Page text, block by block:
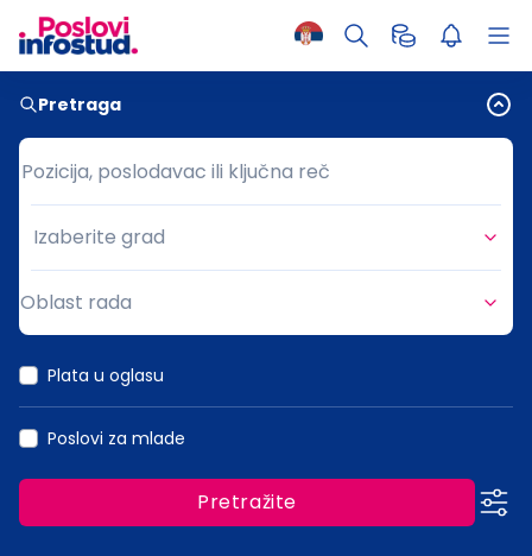
Pretraga
Pozicija, poslodavac ili ključna reč
Pozicija, poslodavac ili ključna reč
Grad
Izaberite grad
Oblast rada
Plata u oglasu
Poslovi za mlade
Pretražite